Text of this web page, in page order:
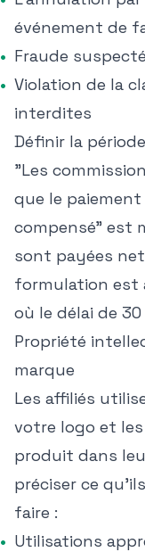
événement de
Fraude
Violation de la
interdites
Définir la
"Les
que le
compensé" est
sont payées
formulation est
où le délai de
Propriété
marque
Les affiliés
votre logo et
produit dans
préciser ce
faire :
Utilisations